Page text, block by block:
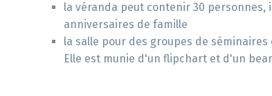
la véranda peut contenir 30
anniversaires de famille
la salle pour des groupes de
Elle est munie d'un flipchart et d'un